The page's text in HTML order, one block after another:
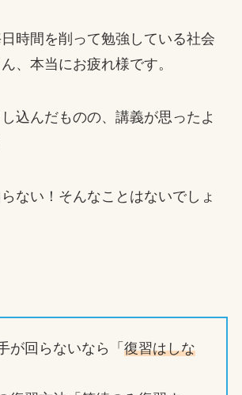
時間を削って勉強している社会
、本当にお疲れ様です。
込んだものの、講義が思ったよ
ない！そんなことはないでしょ
が回らないなら「 復習はしな